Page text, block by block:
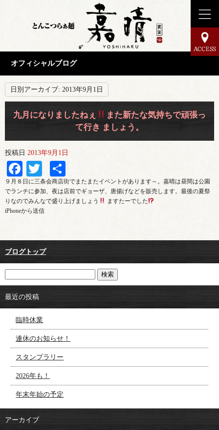
オフィシャルブログ
日別アーカイブ: 2013年9月1日
九月になりましたねぇ
また新たな気持ちで頑張っ
て行き ましょう。
投稿日 2013年9月1日
Facebook
Twitter
有
９月８日に三条会商店街でまたまたイベントがあります～。嘉晴は昼間は公園
でランチに参加、夜は店前でギョーザ、唐揚げなどを販売します。最後の夏祭
りなのでみんなで盛り上げましょう
ますたーでした
iPhoneから送信
ブログトップ
最近の投稿
臨時休業
連休のお知らせ！
スタンプラリー
2026年も！
年末年始の予定
アーカイブ